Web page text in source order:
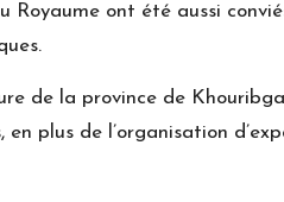
ont été aussi
de la province de
plus de l’organisation